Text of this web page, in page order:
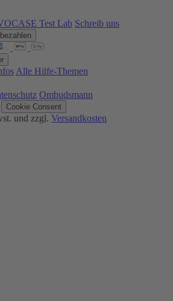
Test Lab Schreib uns
Alle Hilfe-Themen
Ombudsmann
Cookie Consent
und zzgl. Versandkosten